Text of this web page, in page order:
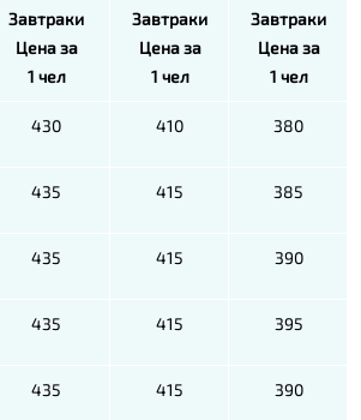
Завтраки
Цена за
1 чел
Завтраки
Цена за
1 чел
Завтраки
Цена за
1 чел
430 410 380
435 415 385
435 415 390
435 415 395
435 415 390